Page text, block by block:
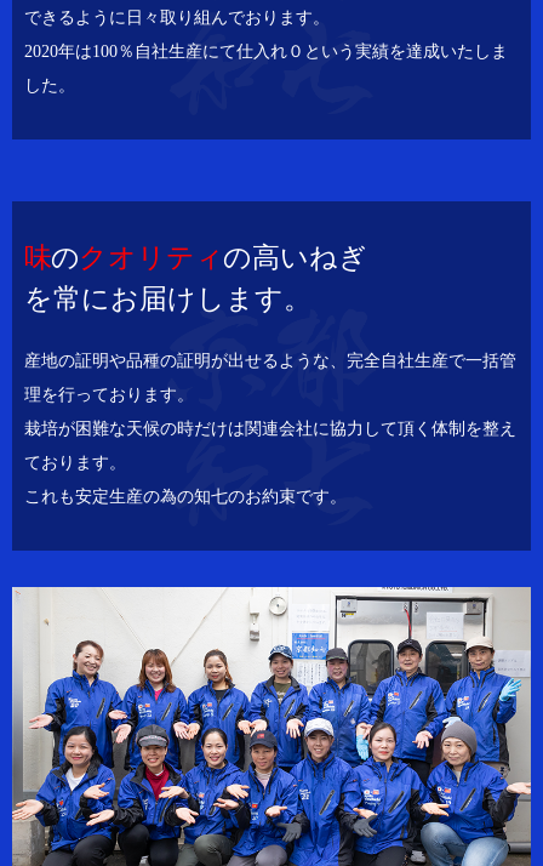
できるように日々取り組んでおります。
2020年は100％自社生産にて仕入れ０という実績を達成いたしま
した。
味のクオリティの高いねぎ
を常にお届けします。
産地の証明や品種の証明が出せるような、完全自社生産で一括管
理を行っております。
栽培が困難な天候の時だけは関連会社に協力して頂く体制を整え
ております。
これも安定生産の為の知七のお約束です。